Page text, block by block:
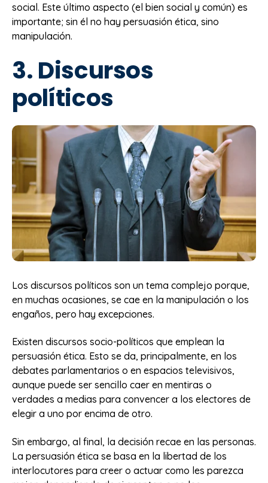
social. Este último aspecto (el bien social y común) es
importante; sin él no hay persuasión ética, sino
manipulación.
3. Discursos
políticos
Los discursos políticos son un tema complejo porque,
en muchas ocasiones, se cae en la manipulación o los
engaños, pero hay excepciones.
Existen discursos socio-políticos que emplean la
persuasión ética. Esto se da, principalmente, en los
debates parlamentarios o en espacios televisivos,
aunque puede ser sencillo caer en mentiras o
verdades a medias para convencer a los electores de
elegir a uno por encima de otro.
Sin embargo, al final, la decisión recae en las personas.
La persuasión ética se basa en la libertad de los
interlocutores para creer o actuar como les parezca